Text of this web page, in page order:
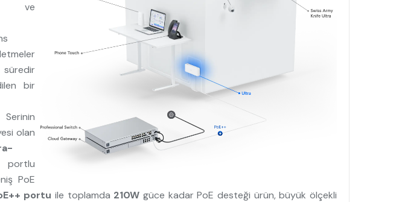
ve
bir
olan
PoE
portu ile toplamda 210W güce kadar PoE desteği ürün, büyük ölçekli